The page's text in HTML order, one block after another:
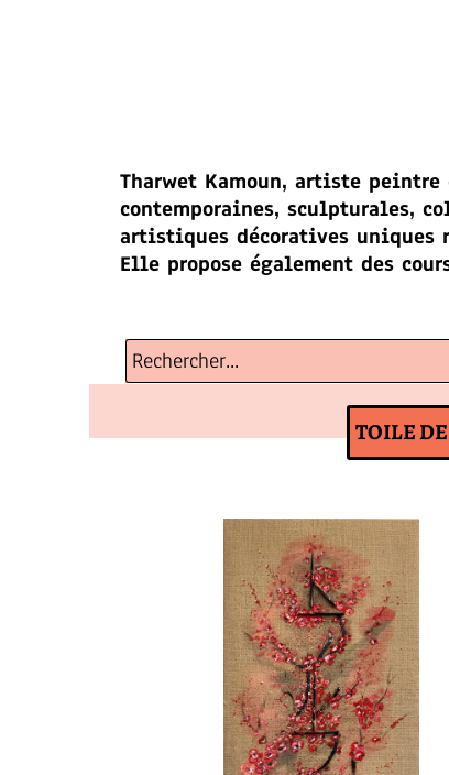
Tharwet Kamoun, artiste
contemporaines, sculpturales,
artistiques décoratives uniques
Elle propose également des
TOILE